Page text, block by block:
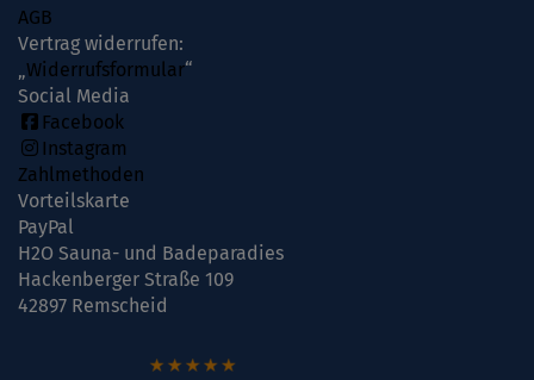
AGB
Vertrag widerrufen:
„Widerrufsformular“
Social Media
Facebook
Instagram
Zahlmethoden
Vorteilskarte
PayPal
H2O Sauna- und Badeparadies
Hackenberger Straße 109
42897 Remscheid